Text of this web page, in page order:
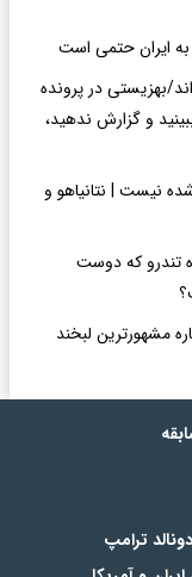
به ایران حتمی است
بهزیستی در پرونده
و گزارش ندهید،
نیست | نتانیاهو و
تندرو که دوست
مشهورترین لبخند
دونالد ترامپ